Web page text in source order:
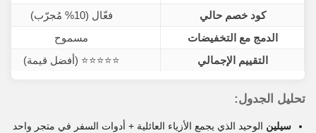
كود خصم حالي
فعّال (10% مُجرّب)
الدمج مع التخفيضات
مسموح
التقييم الإجمالي
⭐⭐⭐⭐⭐ (أفضل قيمة)
تحليل الجدول:
سيلين الوحيد الذي يجمع الأزياء العائلية + أدوات السفر في متجر واحد